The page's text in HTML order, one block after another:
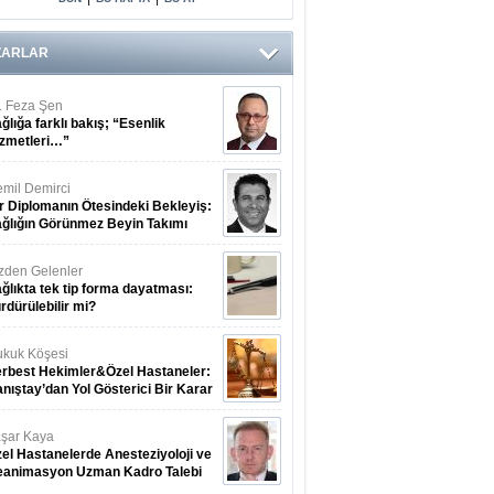
Feza Şen
farklı bakış; “Esenlik
Demirci
Diplomanın Ötesindeki Bekleyiş:
Görünmez Beyin Takımı
Gelenler
tek tip forma dayatması:
mi?
Köşesi
Hekimler&Özel Hastaneler:
Yol Gösterici Bir Karar
Kaya
Hastanelerde Anesteziyoloji ve
Uzman Kadro Talebi